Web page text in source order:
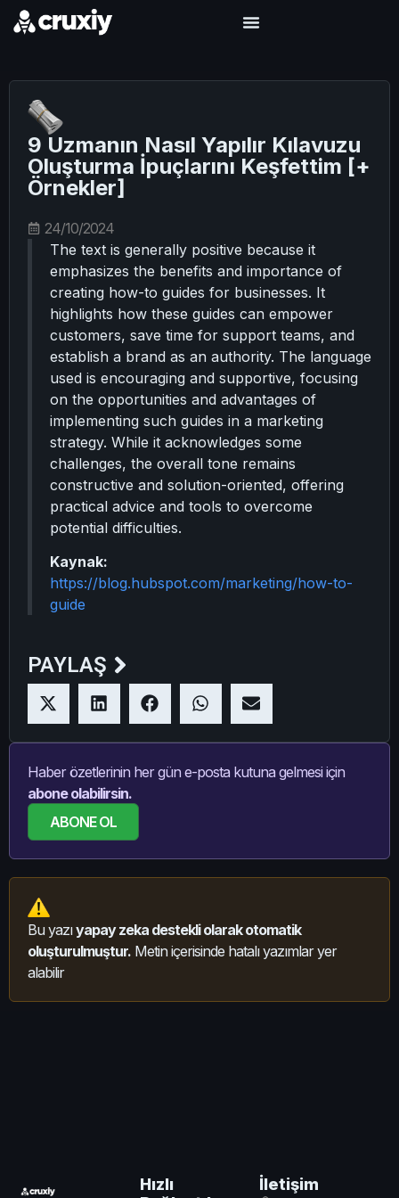
9 Uzmanın Nasıl Yapılır Kılavuzu
Oluşturma İpuçlarını Keşfettim [+
Örnekler]
24/10/2024
The text is generally positive because it
emphasizes the benefits and importance of
creating how-to guides for businesses. It
highlights how these guides can empower
customers, save time for support teams, and
establish a brand as an authority. The language
used is encouraging and supportive, focusing
on the opportunities and advantages of
implementing such guides in a marketing
strategy. While it acknowledges some
challenges, the overall tone remains
constructive and solution-oriented, offering
practical advice and tools to overcome
potential difficulties.
Kaynak:
https://blog.hubspot.com/marketing/how-to-
guide
PAYLAŞ
Haber özetlerinin her gün e-posta kutuna gelmesi için
abone olabilirsin.
ABONE OL
Bu yazıyapay zeka destekli olarak otomatik
oluşturulmuştur. Metin içerisinde hatalı yazımlar yer
alabilir
Hızlı
İletişim